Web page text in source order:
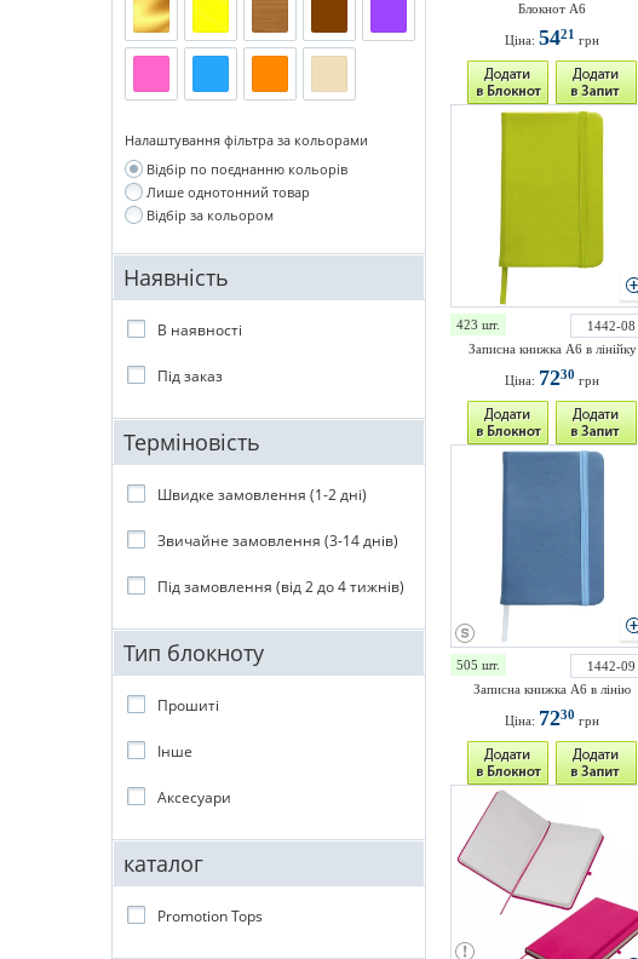
Налаштування фільтра за кольорами
Відбір по поєднанню кольорів
Лише однотонний товар
Відбір за кольором
Наявність
В наявності
Під заказ
Терміновість
Швидке замовлення (1-2 дні)
Звичайне замовлення (3-14 днів)
Під замовлення (від 2 до 4 тижнів)
Тип блокноту
Прошиті
Інше
Аксесуари
каталог
Promotion Tops
Блокнот А6
Ціна: 5421 грн
423 шт.
1442-08
Записна книжка A6 в лінійку
Ціна: 7230 грн
505 шт.
1442-09
Записна книжка А6 в лінію
Ціна: 7230 грн